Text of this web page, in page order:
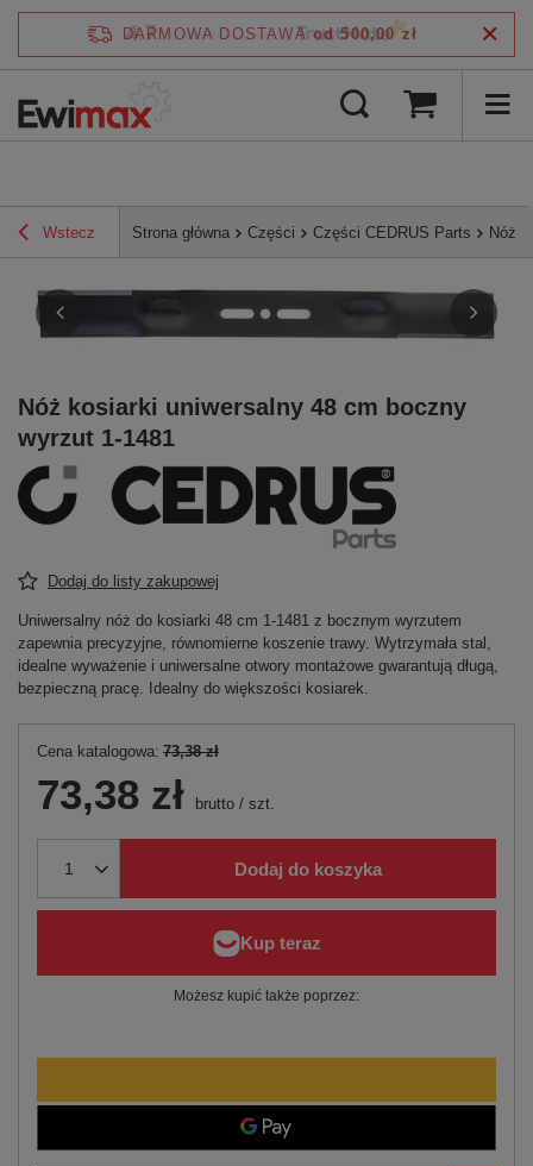
DARMOWA DOSTAWA od 500,00 zł
Wstecz Strona główna Części Części CEDRUS Parts Nóż
Nóż kosiarki uniwersalny 48 cm boczny
wyrzut 1-1481
Dodaj do listy zakupowej
Uniwersalny nóż do kosiarki 48 cm 1-1481 z bocznym wyrzutem
zapewnia precyzyjne, równomierne koszenie trawy. Wytrzymała stal,
idealne wyważenie i uniwersalne otwory montażowe gwarantują długą,
bezpieczną pracę. Idealny do większości kosiarek.
Cena katalogowa: 73,38 zł
73,38 zł brutto / szt.
Dodaj do koszyka
Możesz kupić także poprzez:
4.7/5 zweryfikowane przez